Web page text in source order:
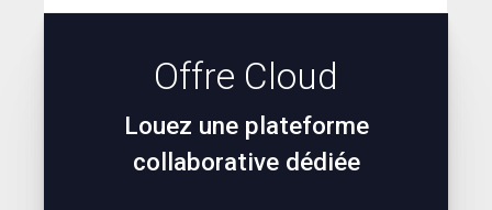
COMMUNAUTÉ OPEN SOURCE
+33 4 76 09 31 61
Offre Cloud
Louez une plateforme
collaborative dédiée